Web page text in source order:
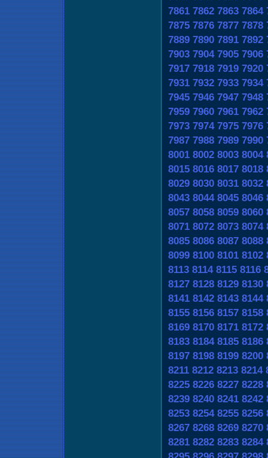
7861 7862 7863 7864
7875 7876 7877 7878
7889 7890 7891 7892
7903 7904 7905 7906
7917 7918 7919 7920
7931 7932 7933 7934
7945 7946 7947 7948
7959 7960 7961 7962
7973 7974 7975 7976
7987 7988 7989 7990
8001 8002 8003 8004
8015 8016 8017 8018
8029 8030 8031 8032
8043 8044 8045 8046
8057 8058 8059 8060
8071 8072 8073 8074
8085 8086 8087 8088
8099 8100 8101 8102
8113 8114 8115 8116
8127 8128 8129 8130
8141 8142 8143 8144
8155 8156 8157 8158
8169 8170 8171 8172
8183 8184 8185 8186
8197 8198 8199 8200
8211 8212 8213 8214
8225 8226 8227 8228
8239 8240 8241 8242
8253 8254 8255 8256
8267 8268 8269 8270
8281 8282 8283 8284